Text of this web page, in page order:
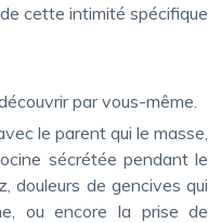
par vous-même.
sécrétée pendant le
douleurs de gencives qui
ou encore la prise de